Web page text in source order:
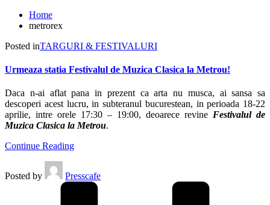
Home
metrorex
Posted inTARGURI & FESTIVALURI
Urmeaza statia Festivalul de Muzica Clasica la Metrou!
Daca n-ai aflat pana in prezent ca arta nu musca, ai sansa sa
descoperi acest lucru, in subteranul bucurestean, in perioada 18-22
aprilie, intre orele 17:30 – 19:00, deoarece revine Festivalul de
Muzica Clasica la Metrou.
Continue Reading
Posted by Presscafe